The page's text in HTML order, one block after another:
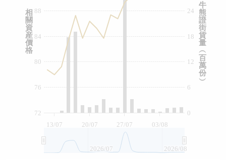
13/07 20/07 27/07 03/08
0
6
12
18
24
72
76
80
84
88
2026/07 2026/08
牛
熊
證
街
貨
量
︵
百
萬
份
︶
相
關
資
産
價
格
牛熊證文件及公告 (瑞信)
收市競價變化